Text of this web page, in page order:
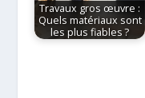
Travaux gros œuvre :
Quels matériaux sont
les plus fiables ?